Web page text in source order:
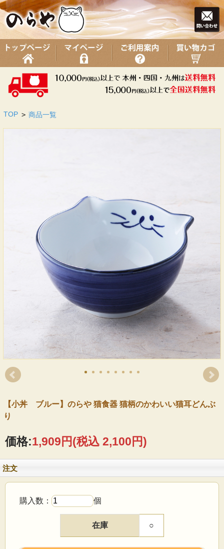
TOP > 商品一覧
【小丼 ブルー】のらや 猫食器 猫柄のかわいい猫耳どんぶ
り
価格:1,909円(税込 2,100円)
注文
購入数： 個
在庫 ○